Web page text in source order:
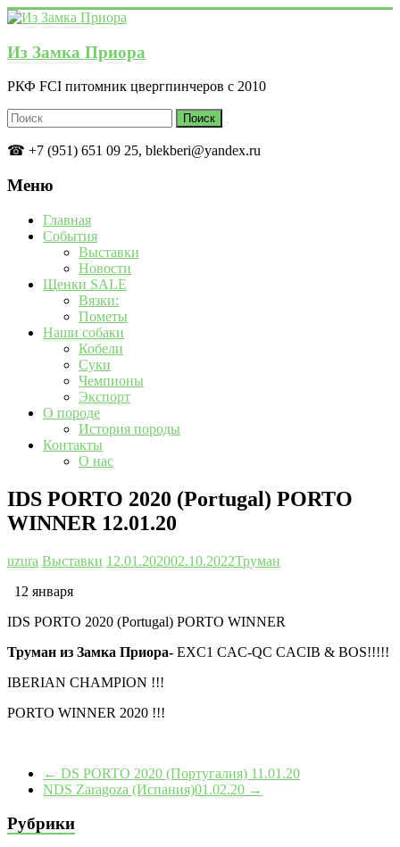
Перейти
содержимому
Из Замка Приора
РКФ FCI питомник цвергпинчеров с 2010
☎ +7 (951) 651 09 25, blekberi@yandex.ru
Меню
Главная
События
Выставки
Новости
Щенки SALE
Вязки:
Пометы
Наши собаки
Кобели
Суки
Чемпионы
Экспорт
О породе
История породы
Контакты
О нас
IDS PORTO 2020 (Portugal) PORTO
WINNER 12.01.20
uzura Выставки 12.01.202002.10.2022Труман
12 января
IDS PORTO 2020 (Portugal) PORTO WINNER
Труман из Замка Приора- EXC1 CAC-QC CACIB & BOS!!!!!
IBERIAN CHAMPION !!!
PORTO WINNER 2020 !!!
← DS PORTO 2020 (Португалия) 11.01.20
NDS Zaragoza (Испания)01.02.20 →
Рубрики